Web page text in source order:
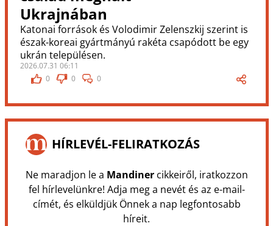
Ukrajnában
Katonai források és Volodimir Zelenszkij szerint is
észak-koreai gyártmányú rakéta csapódott be egy
ukrán településen.
2026.07.31 06:11
0
0 0
HÍRLEVÉL-FELIRATKOZÁS
Ne maradjon le a Mandinercikkeiről, iratkozzon
fel hírlevelünkre! Adja meg a nevét és az e-mail-
címét, és elküldjük Önnek a nap legfontosabb
híreit.